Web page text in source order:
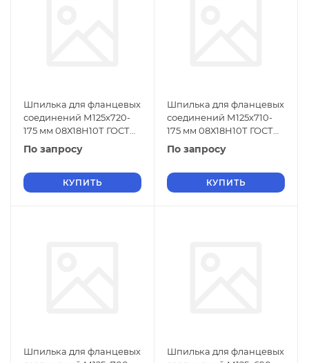
Шпилька для фланцевых
соединений М125х720-
175 мм 08Х18Н10Т ГОСТ
9066-75
По запросу
КУПИТЬ
Шпилька для фланцевых
соединений М125х710-
175 мм 08Х18Н10Т ГОСТ
9066-75
По запросу
КУПИТЬ
Шпилька для фланцевых
Шпилька для фланцевых